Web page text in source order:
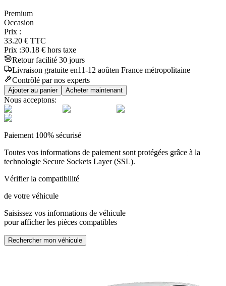
Premium
Occasion
Prix :
33.20 € TTC
Prix :30.18 € hors taxe
Retour facilité 30 jours
Livraison gratuite en11-12 aoûten France métropolitaine
Contrôlé par nos experts
Ajouter au panier Acheter maintenant
Nous acceptons:
Paiement 100% sécurisé
Toutes vos informations de paiement sont protégées grâce à la
technologie Secure Sockets Layer (SSL).
Vérifier la compatibilité
de votre véhicule
Saisissez vos informations de véhicule
pour afficher les pièces compatibles
Rechercher mon véhicule